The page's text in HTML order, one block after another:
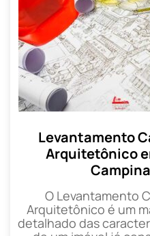
Levantamento
Arquitetônico
Campina
O Levantamento
Arquitetônico é um
detalhado das